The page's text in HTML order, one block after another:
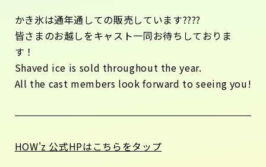
かき氷は通年通しての販売しています????
皆さまのお越しをキャスト一同お待ちしておりま
す！
Shaved ice is sold throughout the year.
All the cast members look forward to seeing you!
HOW'z 公式HPはこちらをタップ